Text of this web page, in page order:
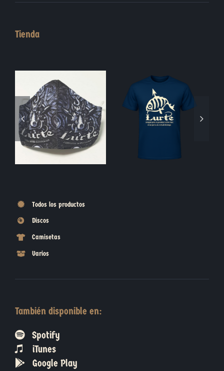
Tienda
Blasón Piedra Moneda Jabalí
Todos los productos
Discos
Camisetas
Varios
También disponible en:
Spotify
iTunes
Google Play